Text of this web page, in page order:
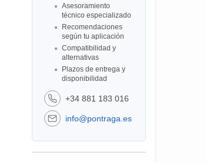
Asesoramiento
técnico especializado
Recomendaciones
según tu aplicación
Compatibilidad y
alternativas
Plazos de entrega y
disponibilidad
+34 881 183 016
info@pontraga.es